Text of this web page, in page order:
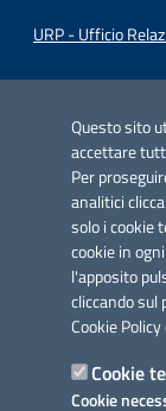
Questo sito
accettare
Per
analitici
solo i cookie
cookie in
l'apposito
cliccando sul
Cookie
Cookie
Cookie
URP - Ufficio
Azione 2.3.
Link utili
Informativa
Dichiarazione di